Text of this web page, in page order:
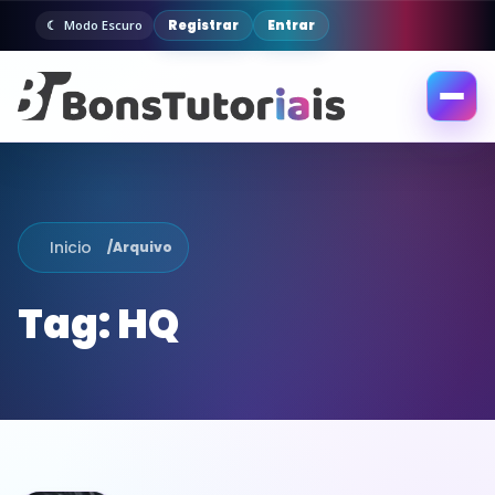
Modo Escuro Registrar Entrar
Abrir
Inicio /Arquivo
Tag:HQ